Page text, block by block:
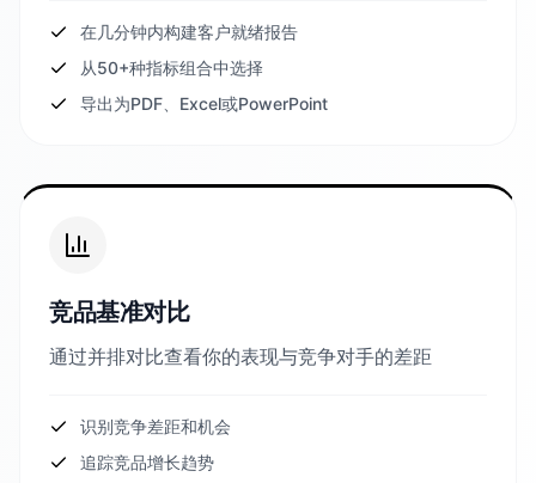
在几分钟内构建客户就绪报告
从50+种指标组合中选择
导出为PDF、Excel或PowerPoint
竞品基准对比
通过并排对比查看你的表现与竞争对手的差距
识别竞争差距和机会
追踪竞品增长趋势